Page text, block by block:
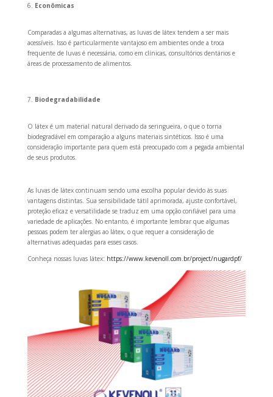
Econômicas
Comparadas a algumas alternativas, as luvas de látex tendem a ser mais
acessíveis. Isso é particularmente vantajoso em ambientes onde a troca
frequente de luvas é necessária, como em clínicas, consultórios dentários e
áreas de processamento de alimentos.
Biodegradabilidade
O látex é um material natural derivado da seringueira, o que o torna
biodegradável em comparação a alguns materiais sintéticos. Isso é uma
consideração importante para quem está preocupado com a pegada ambiental
de seus produtos.
As luvas de látex continuam sendo uma escolha popular devido às suas
vantagens distintas. Sua sensibilidade tátil aprimorada, ajuste confortável,
proteção eficaz e versatilidade se traduz em uma opção confiável para uma
variedade de aplicações. No entanto, é importante lembrar que algumas
pessoas podem ter alergias ao látex, o que requer a consideração de
alternativas adequadas para esses casos.
Conheça nossas luvas látex: https://www.kevenoll.com.br/project/nugardpf/